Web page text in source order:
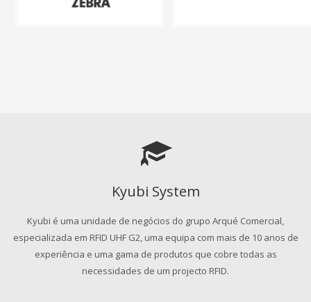
Kyubi System
Kyubi é uma unidade de negócios do grupo Arqué Comercial,
especializada em RFID UHF G2, uma equipa com mais de 10 anos de
experiência e uma gama de produtos que cobre todas as
necessidades de um projecto RFID.